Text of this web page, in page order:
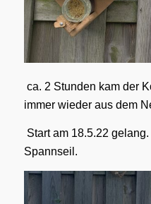
ca. 2 Stunden kam der
immer wieder aus dem
Start am 18.5.22
Spannseil.